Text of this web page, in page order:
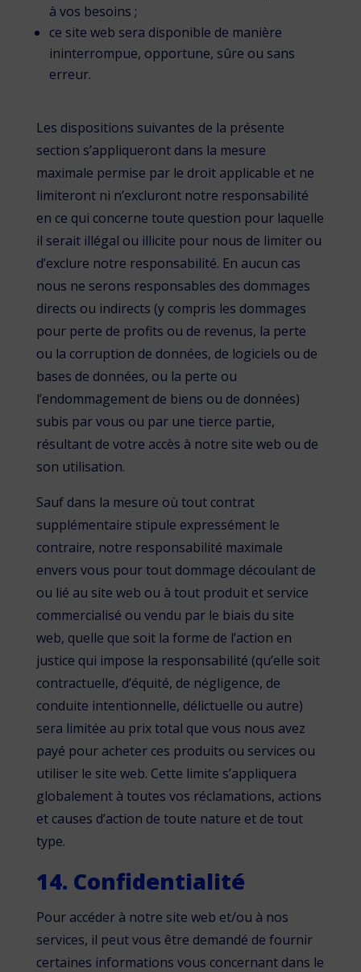
à vos besoins ;
ce site web sera disponible de manière
ininterrompue, opportune, sûre ou sans
erreur.
Les dispositions suivantes de la présente
section s’appliqueront dans la mesure
maximale permise par le droit applicable et ne
limiteront ni n’excluront notre responsabilité
en ce qui concerne toute question pour laquelle
il serait illégal ou illicite pour nous de limiter ou
d’exclure notre responsabilité. En aucun cas
nous ne serons responsables des dommages
directs ou indirects (y compris les dommages
pour perte de profits ou de revenus, la perte
ou la corruption de données, de logiciels ou de
bases de données, ou la perte ou
l’endommagement de biens ou de données)
subis par vous ou par une tierce partie,
résultant de votre accès à notre site web ou de
son utilisation.
Sauf dans la mesure où tout contrat
supplémentaire stipule expressément le
contraire, notre responsabilité maximale
envers vous pour tout dommage découlant de
ou lié au site web ou à tout produit et service
commercialisé ou vendu par le biais du site
web, quelle que soit la forme de l’action en
justice qui impose la responsabilité (qu’elle soit
contractuelle, d’équité, de négligence, de
conduite intentionnelle, délictuelle ou autre)
sera limitée au prix total que vous nous avez
payé pour acheter ces produits ou services ou
utiliser le site web. Cette limite s’appliquera
globalement à toutes vos réclamations, actions
et causes d’action de toute nature et de tout
type.
14. Confidentialité
Pour accéder à notre site web et/ou à nos
services, il peut vous être demandé de fournir
certaines informations vous concernant dans le